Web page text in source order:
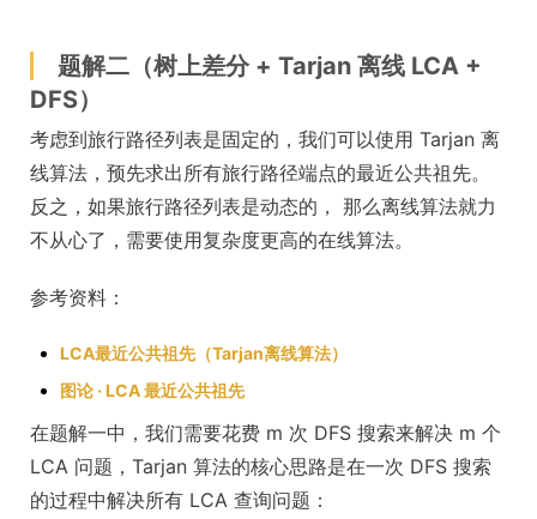
题解二（树上差分 + Tarjan 离线 LCA +
DFS）
考虑到旅行路径列表是固定的，我们可以使用 Tarjan 离
线算法，预先求出所有旅行路径端点的最近公共祖先。
反之，如果旅行路径列表是动态的， 那么离线算法就力
不从心了，需要使用复杂度更高的在线算法。
参考资料：
LCA最近公共祖先（Tarjan离线算法）
图论 · LCA 最近公共祖先
在题解一中，我们需要花费 m 次 DFS 搜索来解决 m 个
LCA 问题，Tarjan 算法的核心思路是在一次 DFS 搜索
的过程中解决所有 LCA 查询问题：